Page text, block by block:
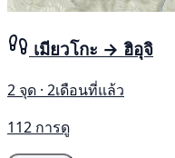
เมียวโกะ → ฮิอุจิ
2 จุด · 2เดือนที่แล้ว
112 การดู